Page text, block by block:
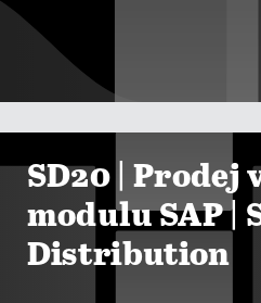

SD20 | Prodej
modulu SAP |
Distribution